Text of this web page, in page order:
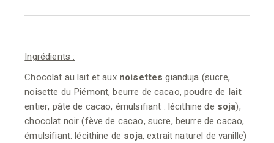
Ingrédients :
Chocolat au lait et aux noisettes gianduja (sucre,
noisette du Piémont, beurre de cacao, poudre de lait
entier, pâte de cacao, émulsifiant : lécithine de soja),
chocolat noir (fève de cacao, sucre, beurre de cacao,
émulsifiant: lécithine de soja, extrait naturel de vanille)